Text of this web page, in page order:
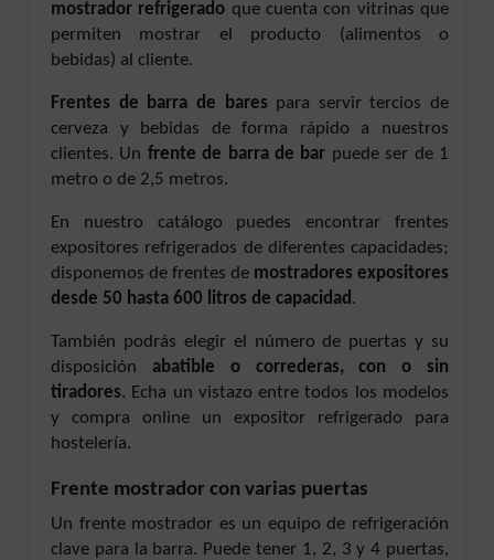
mostrador refrigerado que cuenta con vitrinas que
permiten mostrar el producto (alimentos o
bebidas) al cliente.
Frentes de barra de bares para servir tercios de
cerveza y bebidas de forma rápido a nuestros
clientes. Un frente de barra de bar puede ser de 1
metro o de 2,5 metros.
En nuestro catálogo puedes encontrar frentes
expositores refrigerados de diferentes capacidades;
disponemos de frentes de mostradores expositores
desde 50 hasta 600 litros de capacidad .
También podrás elegir el número de puertas y su
disposición abatible o correderas, con o sin
tiradores. Echa un vistazo entre todos los modelos
y compra online un expositor refrigerado para
hostelería.
Frente mostrador con varias puertas
Un frente mostrador es un equipo de refrigeración
clave para la barra. Puede tener 1, 2, 3 y 4 puertas,